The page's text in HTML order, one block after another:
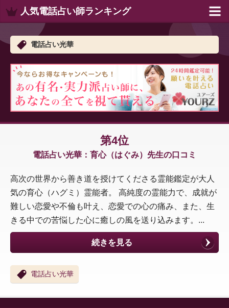
人気電話占い師ランキング
電話占い光華
第4位
電話占い光華：育心（はぐみ）先生の口コミ
高次の世界から善き道を授けてくださる霊能鑑定が大人
気の育心（ハグミ）霊能者。 高純度の霊能力で、成就が
難しい恋愛や不倫も叶え、恋愛での心の痛み、また、生
きる中での苦悩した心に癒しの風を送り込みます。...
続きを見る
電話占い光華